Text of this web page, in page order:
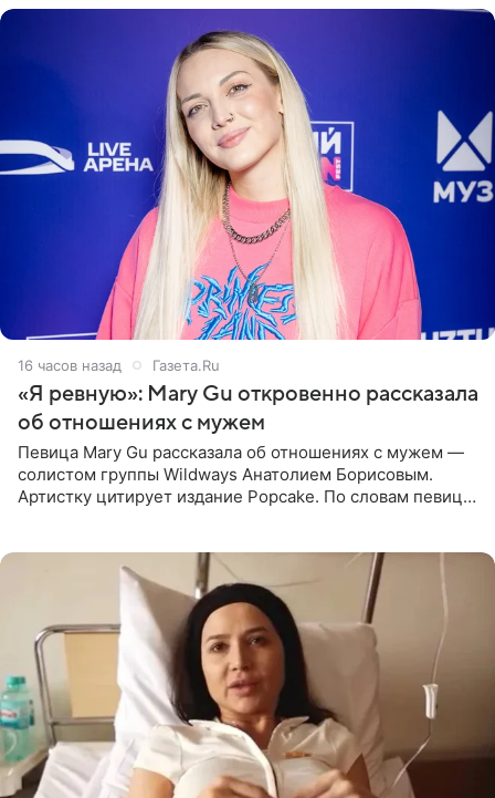
16 часов назад Газета.Ru
«Я ревную»: Mary Gu откровенно рассказала
об отношениях с мужем
Певица Mary Gu рассказала об отношениях с мужем —
солистом группы Wildways Анатолием Борисовым.
Артистку цитирует издание Popcake. По словам певицы,